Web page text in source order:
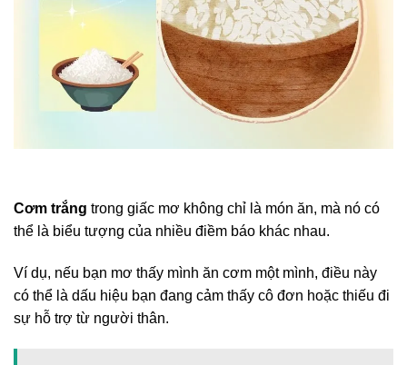
Cơm trắng trong giấc mơ không chỉ là món ăn, mà nó có
thể là biểu tượng của nhiều điềm báo khác nhau.
Ví dụ, nếu bạn mơ thấy mình ăn cơm một mình, điều này
có thể là dấu hiệu bạn đang cảm thấy cô đơn hoặc thiếu đi
sự hỗ trợ từ người thân.